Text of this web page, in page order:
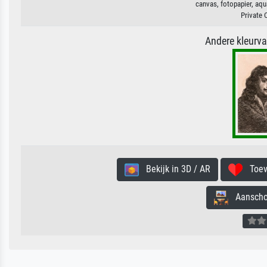
canvas, fotopapier,
Private
Andere
Bekijk in 3D / AR